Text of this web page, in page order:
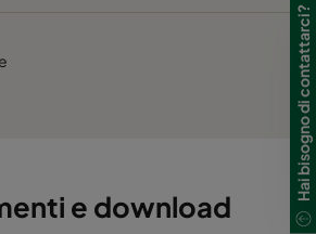
3-25
5-25 ePM10 60%
e download
Hai bisogno di contattarci?